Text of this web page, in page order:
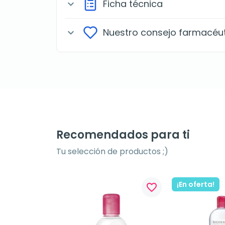
expand_more Ficha técnica
expand_more Nuestro consejo
Recomendados para ti
Tu selección de productos ;)
favorite_border ¡En oferta!